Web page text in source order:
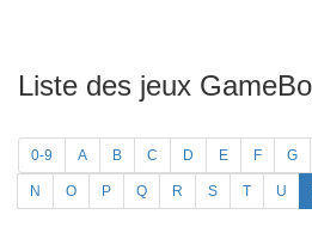
Liste des jeux
0-9 A B C D E F G
N O P Q R S T U